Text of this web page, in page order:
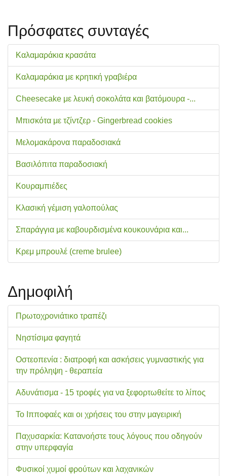
Πρόσφατες συνταγές
Καλαμαράκια κρασάτα
Καλαμαράκια με κρητική γραβιέρα
Cheesecake με λευκή σοκολάτα και βατόμουρα -...
Μπισκότα με τζίντζερ - Gingerbread cookies
Μελομακάρονα παραδοσιακά
Βασιλόπιτα παραδοσιακή
Κουραμπιέδες
Κλασική γέμιση γαλοπούλας
Σπαράγγια με καβουρδισμένα κουκουνάρια και...
Κρεμ μπρουλέ (creme brulee)
Δημοφιλή
Πρωτοχρονιάτικο τραπέζι
Νηστίσιμα φαγητά
Οστεοπενία : διατροφή και ασκήσεις γυμναστικής για
την πρόληψη - θεραπεία
Αδυνάτισμα - 15 τροφές για να ξεφορτωθείτε το λίπος
Το Ιπποφαές και οι χρήσεις του στην μαγειρική
Παχυσαρκία: Κατανοήστε τους λόγους που οδηγούν
στην υπερφαγία
Φυσικοί χυμοί φρούτων και λαχανικών